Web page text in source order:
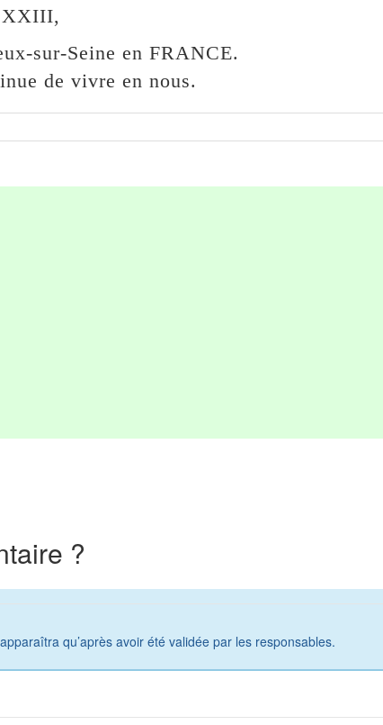
XXIII,
sur-Seine en FRANCE.
de vivre en nous.
?
qu’après avoir été validée par les responsables.